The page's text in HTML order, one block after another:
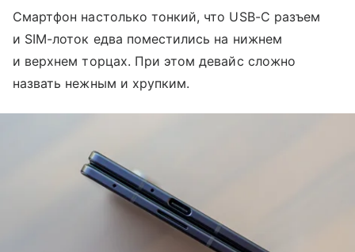
Смартфон настолько тонкий, что USB-C разъем
и SIM-лоток едва поместились на нижнем
и верхнем торцах. При этом девайс сложно
назвать нежным и хрупким.